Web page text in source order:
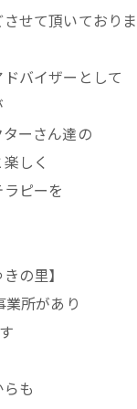
せて頂いており
バイザーとして
ーさん達の
しく
ピーを
の里】
所があり
も